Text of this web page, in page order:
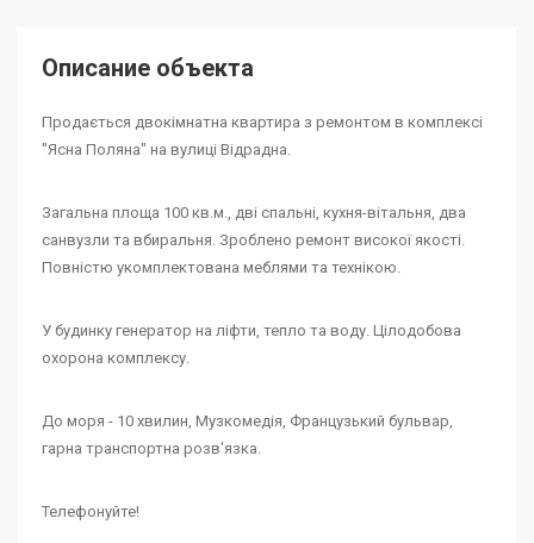
Описание объекта
Продається двокімнатна квартира з ремонтом в комплексі
"Ясна Поляна" на вулиці Відрадна.
Загальна площа 100 кв.м., дві спальні, кухня-вітальня, два
санвузли та вбиральня. Зроблено ремонт високої якості.
Повністю укомплектована меблями та технікою.
У будинку генератор на ліфти, тепло та воду. Цілодобова
охорона комплексу.
До моря - 10 хвилин, Музкомедія, Французький бульвар,
гарна транспортна розв'язка.
Телефонуйте!